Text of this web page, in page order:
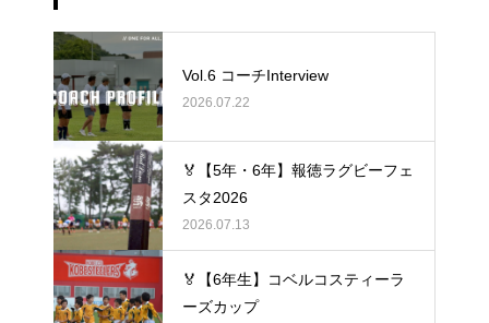
Vol.6 コーチInterview
2026.07.22
🏅【5年・6年】報徳ラグビーフェ
スタ2026
2026.07.13
🏅【6年生】コベルコスティーラ
ーズカップ